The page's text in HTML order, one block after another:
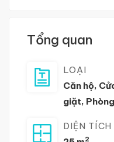
Tổng quan
LOẠI
Căn hộ,
giặt,
DIỆN TÍCH
2